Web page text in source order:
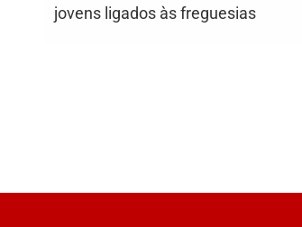
jovens ligados às freguesias